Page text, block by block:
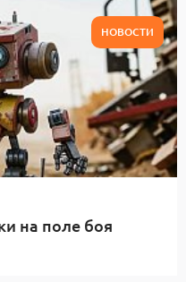
НОВОСТИ
на поле боя